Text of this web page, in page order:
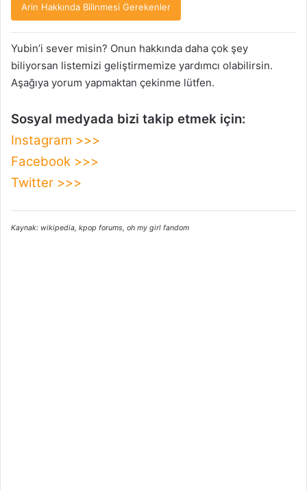
Arin Hakkında Bilinmesi Gerekenler
Yubin’i sever misin? Onun hakkında daha çok şey
biliyorsan listemizi geliştirmemize yardımcı olabilirsin.
Aşağıya yorum yapmaktan çekinme lütfen.
Sosyal medyada bizi takip etmek için:
Instagram >>>
Facebook >>>
Twitter >>>
Kaynak: wikipedia, kpop forums, oh my girl fandom